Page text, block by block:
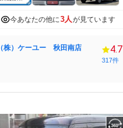
今あなたの他に3人 が見ています
（株）ケーユー 秋田南店 4.7
317件